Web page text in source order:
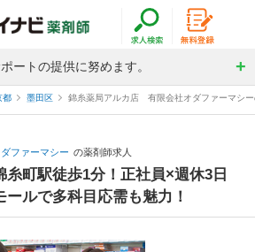
ートの提供に努めます。
都 墨田区 錦糸薬局アルカ店 有限会社オダファーマシ
ファーマシー の薬剤師求人
糸町駅徒歩1分！正社員×週休3日
ルで多科目応需も魅力！